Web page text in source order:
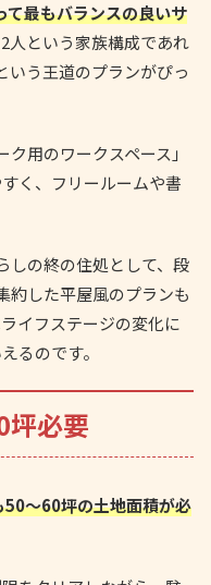
最もバランスの良いサ
人という家族構成であれ
いう王道のプランがぴっ
用のワークスペース」
く、フリールームや書
しの終の住処として、段
約した平屋風のプランも
イフステージの変化に
るのです。
坪必要
〜60坪の土地面積が必